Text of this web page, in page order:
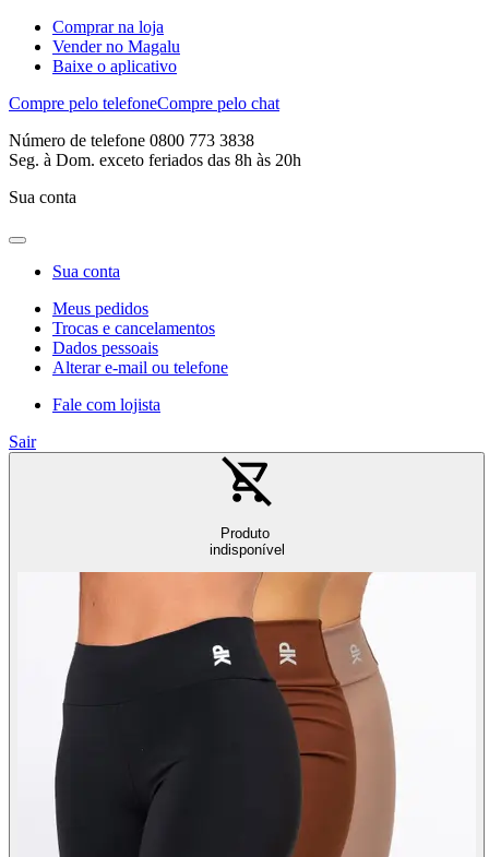
Comprar na loja
Vender no Magalu
Baixe o aplicativo
Compre pelo telefoneCompre pelo chat
Número de telefone 0800 773 3838
Seg. à Dom. exceto feriados das 8h às 20h
Sua conta
Sua conta
Meus pedidos
Trocas e cancelamentos
Dados pessoais
Alterar e-mail ou telefone
Fale com lojista
Sair
Produto
indisponível